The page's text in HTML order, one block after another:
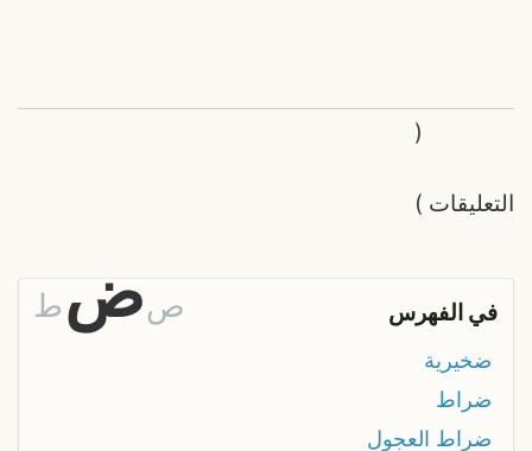
التعليقات
(
)
في الفهرس صضط
ضخيرية
ضراط
ضراط العجول